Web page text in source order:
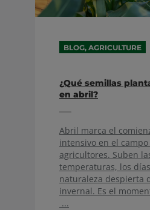
BLOG, AGRICULTURE
¿Qué semillas
en abril?
Abril marca el
intensivo en el
agricultores. Suben
temperaturas, los
naturaleza despierta
invernal. Es el
...